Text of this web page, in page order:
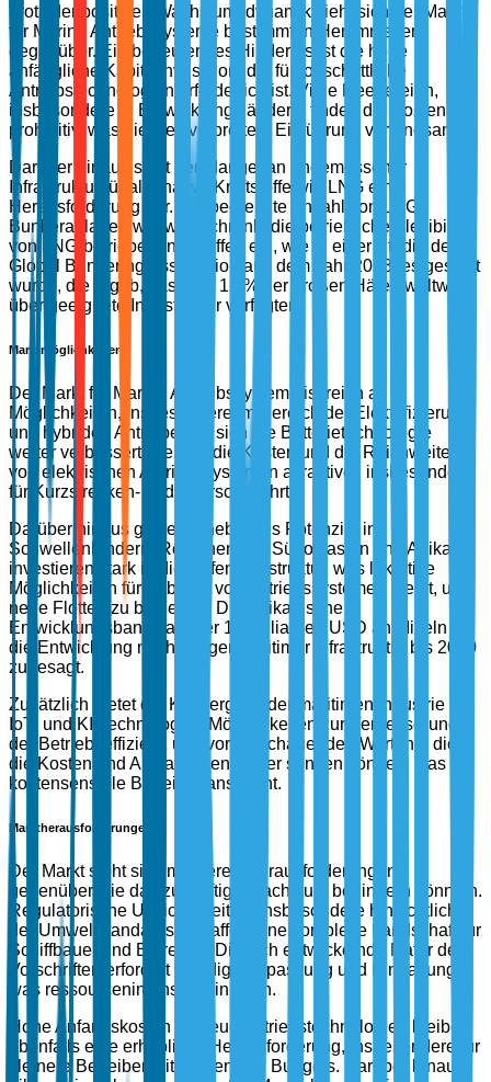
Trotz der positiven Wachstumsdynamik sieht sich der Markt
für Marine Antriebssysteme bestimmten Hemmnissen
gegenüber. Ein bedeutendes Hindernis ist die hohe
anfängliche Kapitalinvestition, die für fortschrittliche
Antriebstechnologien erforderlich ist. Viele Reedereien,
insbesondere in Entwicklungsländern, finden die Kosten
prohibitiv, was die weit verbreitete Einführung verlangsamt.
Darüber hinaus stellt der Mangel an angemessener
Infrastruktur für alternative Kraftstoffe wie LNG eine
Herausforderung dar. Die begrenzte Anzahl von LNG-
Bunkeranlagen weltweit schränkt die betriebliche Flexibilität
von LNG-betriebenen Schiffen ein, wie in einer Studie der
Global Bunkering Association aus dem Jahr 2023 festgestellt
wurde, die ergab, dass nur 12 % der großen Häfen weltweit
über geeignete Infrastruktur verfügten.
Marktmöglichkeiten
Der Markt für Marine Antriebssysteme ist reich an
Möglichkeiten, insbesondere im Bereich der Elektrifizierung
und hybriden Antriebe. Da sich die Batterietechnologie
weiter verbessert, werden die Kosten und die Reichweite
von elektrischen Antriebssystemen attraktiver, insbesondere
für Kurzstrecken- und Fährschifffahrt.
Darüber hinaus gibt es erhebliches Potenzial in
Schwellenländern. Regionen wie Südostasien und Afrika
investieren stark in die Hafeninfrastruktur, was lukrative
Möglichkeiten für Anbieter von Antriebssystemen bietet, um
neue Flotten zu bedienen. Die Afrikanische
Entwicklungsbank hat über 10 Milliarden USD an Mitteln für
die Entwicklung nachhaltiger maritimer Infrastruktur bis 2030
zugesagt.
Zusätzlich bietet die Konvergenz der maritimen Industrie mit
IoT- und KI-Technologien Möglichkeiten zur Verbesserung
der Betriebseffizienz und vorausschauenden Wartung, die
die Kosten und Ausfallzeiten weiter senken können, was
kostensensible Betreiber anspricht.
Marktherausforderungen
Der Markt sieht sich mehreren Herausforderungen
gegenüber, die das zukünftige Wachstum behindern könnten.
Regulatorische Unsicherheiten, insbesondere hinsichtlich
der Umweltstandards, schaffen eine komplexe Landschaft für
Schiffbauer und Betreiber. Die sich entwickelnde Natur der
Vorschriften erfordert ständige Anpassung und Einhaltung,
was ressourcenintensiv sein kann.
Hohe Anfangskosten für neue Antriebstechnologien bleiben
ebenfalls eine erhebliche Herausforderung, insbesondere für
kleinere Betreiber mit begrenzten Budgets. Darüber hinaus